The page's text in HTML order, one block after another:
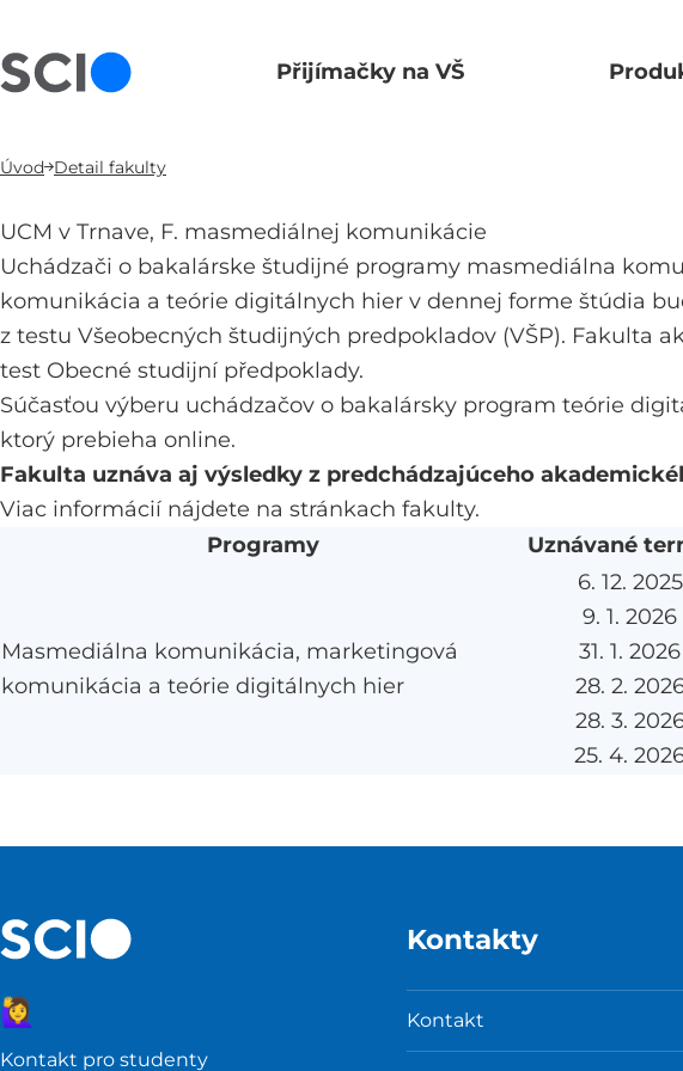
Přijímačky na VŠ
Úvod Detail fakulty
UCM v Trnave, F. masmediálnej komunikácie
Uchádzači o bakalárske študijné programy masmediálna
komunikácia a teórie digitálnych hier v dennej forme štúdia
z testu Všeobecných študijných predpokladov (VŠP). Fakulta
test Obecné studijní předpoklady.
Súčasťou výberu uchádzačov o bakalársky program teórie
ktorý prebieha online.
Fakulta uznáva aj výsledky z predchádzajúceho
Viac informácií nájdete na stránkach fakulty.
Programy Uznávané
Masmediálna komunikácia, marketingová
komunikácia a teórie digitálnych hier
6. 12. 2025
9. 1. 2026
31. 1. 2026
28. 2.
28. 3.
25. 4.
Kontakt pro studenty
🙋‍♀️
Kontakty
Kontakt